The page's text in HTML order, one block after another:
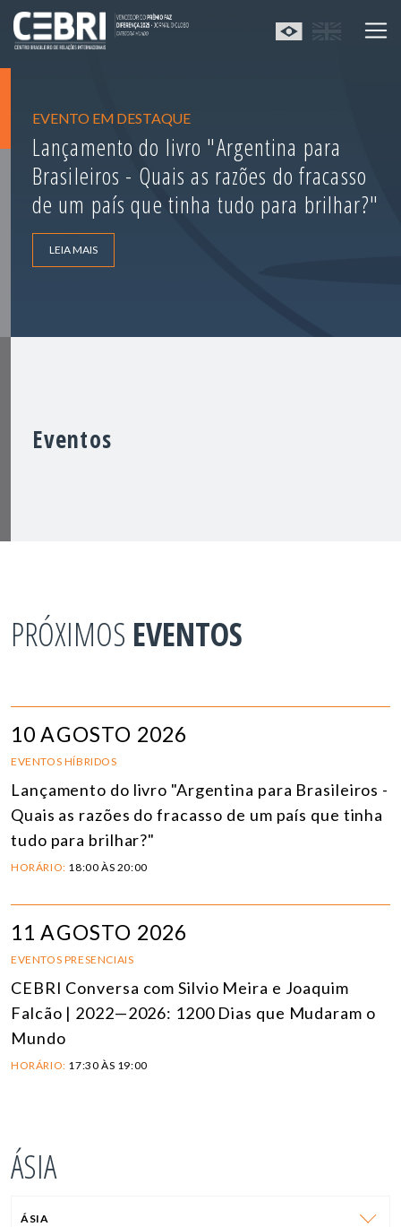
EVENTO EM DESTAQUE
Lançamento do livro "Argentina para
Brasileiros - Quais as razões do fracasso
de um país que tinha tudo para brilhar?"
LEIA MAIS
Eventos
PRÓXIMOS EVENTOS
10 AGOSTO 2026
EVENTOS HÍBRIDOS
Lançamento do livro "Argentina para Brasileiros -
Quais as razões do fracasso de um país que tinha
tudo para brilhar?"
HORÁRIO: 18:00 ÀS 20:00
11 AGOSTO 2026
EVENTOS PRESENCIAIS
CEBRI Conversa com Silvio Meira e Joaquim
Falcão | 2022—2026: 1200 Dias que Mudaram o
Mundo
HORÁRIO: 17:30 ÀS 19:00
ÁSIA
ÁSIA